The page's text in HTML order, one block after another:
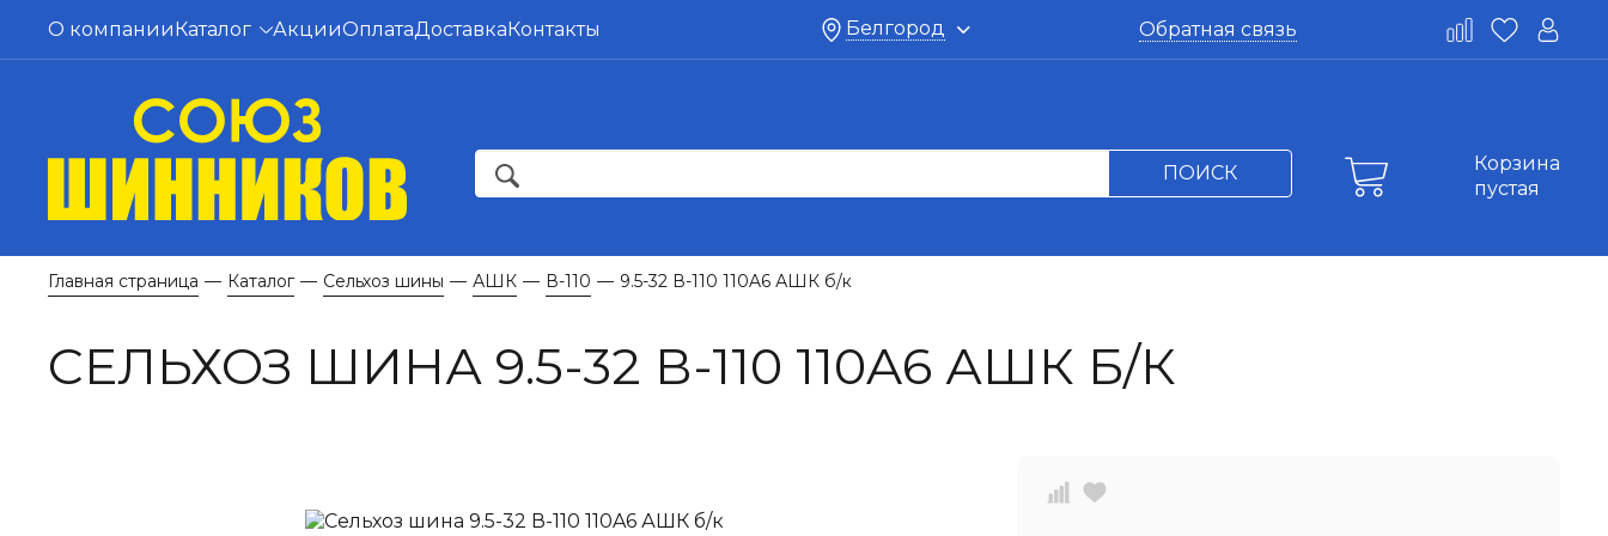
О компанииКаталог АкцииОплатаДоставкаКонтакты Белгород Обратная связь
ПОИСК
Корзина
пустая
Главная страница — Каталог — Сельхоз шины — АШК — В-110 — 9.5-32 В-110 110A6 АШК б/к
СЕЛЬХОЗ ШИНА 9.5-32 В-110 110A6 АШК Б/К